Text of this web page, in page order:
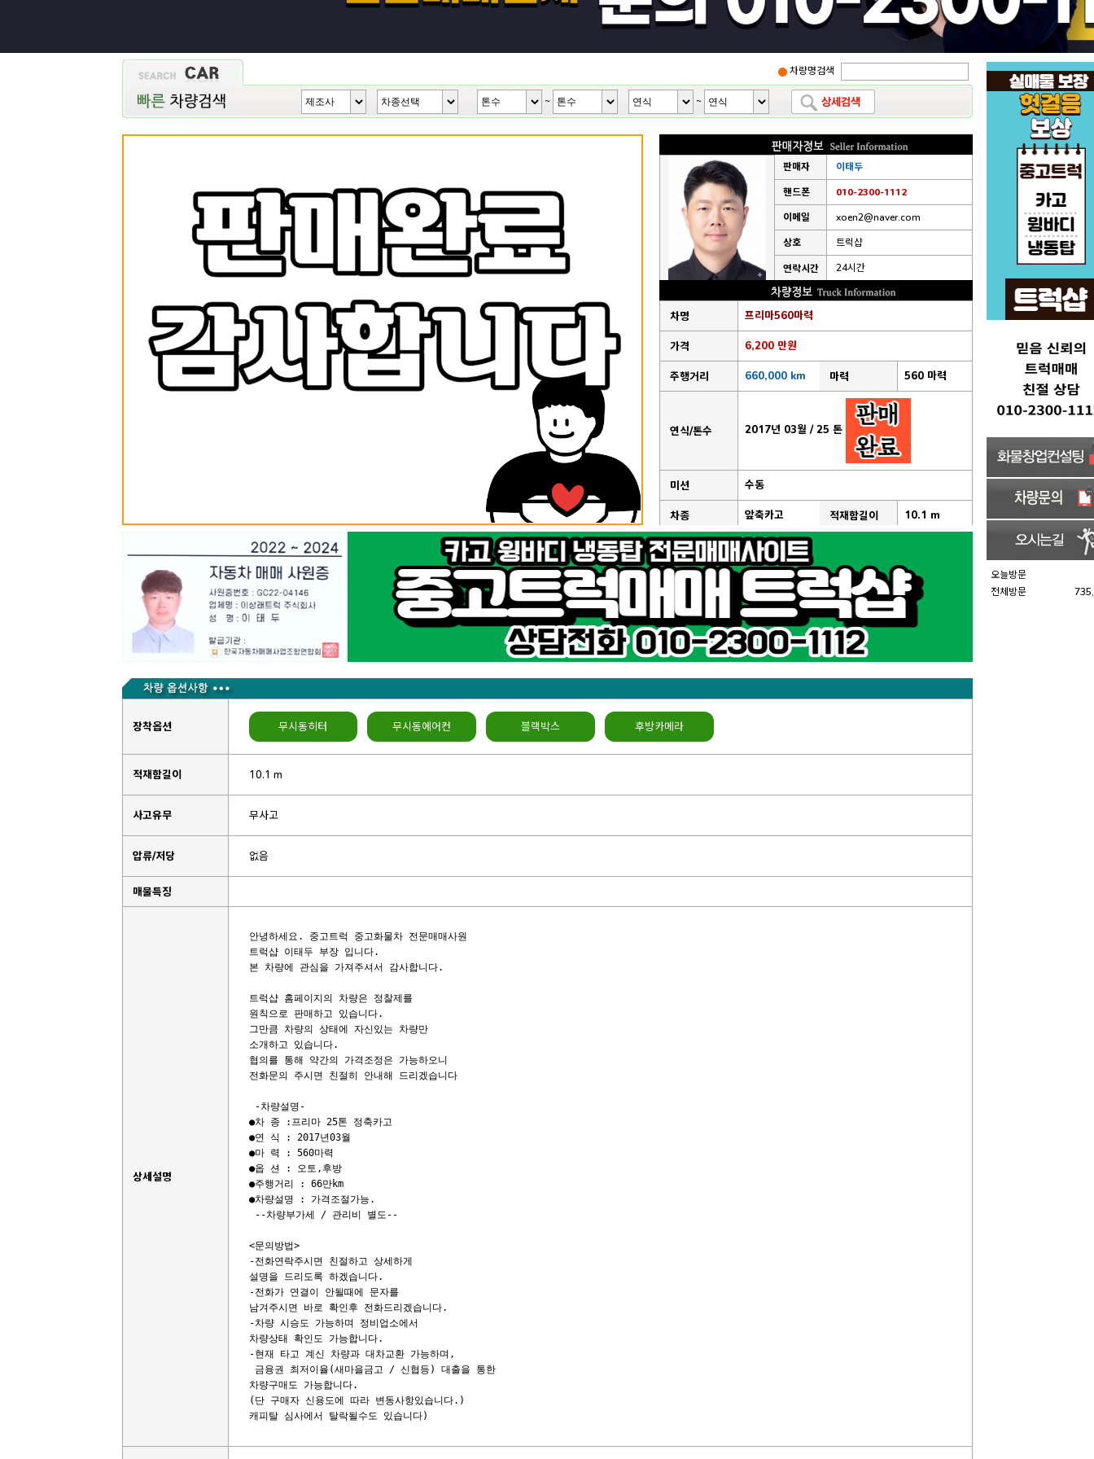
차량명검색
~ ~
오늘방문
전체방문
판매자 이태두
핸드폰 010-2300-1112
이메일 xoen2@naver.com
상호 트럭샵
연락시간 24시간
차명 프리마560마력
가격 6,200 만원
주행거리 660,000 km 마력 560 마력
연식/톤수 2017년 03월 / 25 톤
미션 수동
차종 앞축카고 적재함길이 10.1 m
성능점검기
록부
장착옵션 무시동히터 무시동에어컨 블랙박스 후방카메라
적재함길이 10.1 m
사고유무 무사고
압류/저당 없음
매물특징
상세설명
안녕하세요. 중고트럭 중고화물차 전문매매사원
트럭샵 이태두 부장 입니다.
본 차량에 관심을 가져주셔서 감사합니다.
트럭샵 홈페이지의 차량은 정찰제를
원칙으로 판매하고 있습니다.
그만큼 차량의 상태에 자신있는 차량만
소개하고 있습니다.
협의를 통해 약간의 가격조정은 가능하오니
전화문의 주시면 친절히 안내해 드리겠습니다
-차량설명-
●차 종 :프리마 25톤 정축카고
●연 식 : 2017년03월
●마 력 : 560마력
●옵 션 : 오토,후방
●주행거리 : 66만km
●차량설명 : 가격조절가능.
--차량부가세 / 관리비 별도--
<문의방법>
-전화연락주시면 친절하고 상세하게
설명을 드리도록 하겠습니다.
-전화가 연결이 안될때에 문자를
남겨주시면 바로 확인후 전화드리겠습니다.
-차량 시승도 가능하며 정비업소에서
차량상태 확인도 가능합니다.
-현재 타고 계신 차량과 대차교환 가능하며,
금융권 최저이율(새마을금고 / 신협등) 대출을 통한
차량구매도 가능합니다.
(단 구매자 신용도에 따라 변동사항있습니다.)
캐피탈 심사에서 탈락될수도 있습니다)